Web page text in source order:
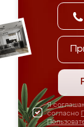
Я
согласно